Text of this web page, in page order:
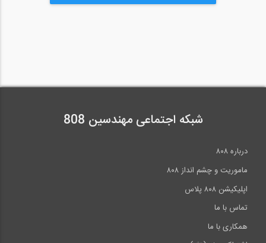
شبکه اجتماعی مهندسین 808
درباره ۸۰۸
ماموریت و چشم انداز ۸۰۸
اپلیکیشن ۸۰۸ پلاس
تماس با ما
همکاری با ما